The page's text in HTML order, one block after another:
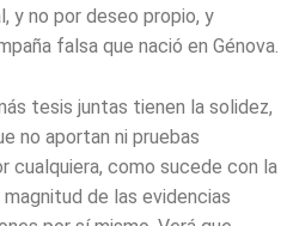
y no por deseo propio, y
falsa que nació en Génova.
tesis juntas tienen la solidez,
no aportan ni pruebas
cualquiera, como sucede con la
de las evidencias